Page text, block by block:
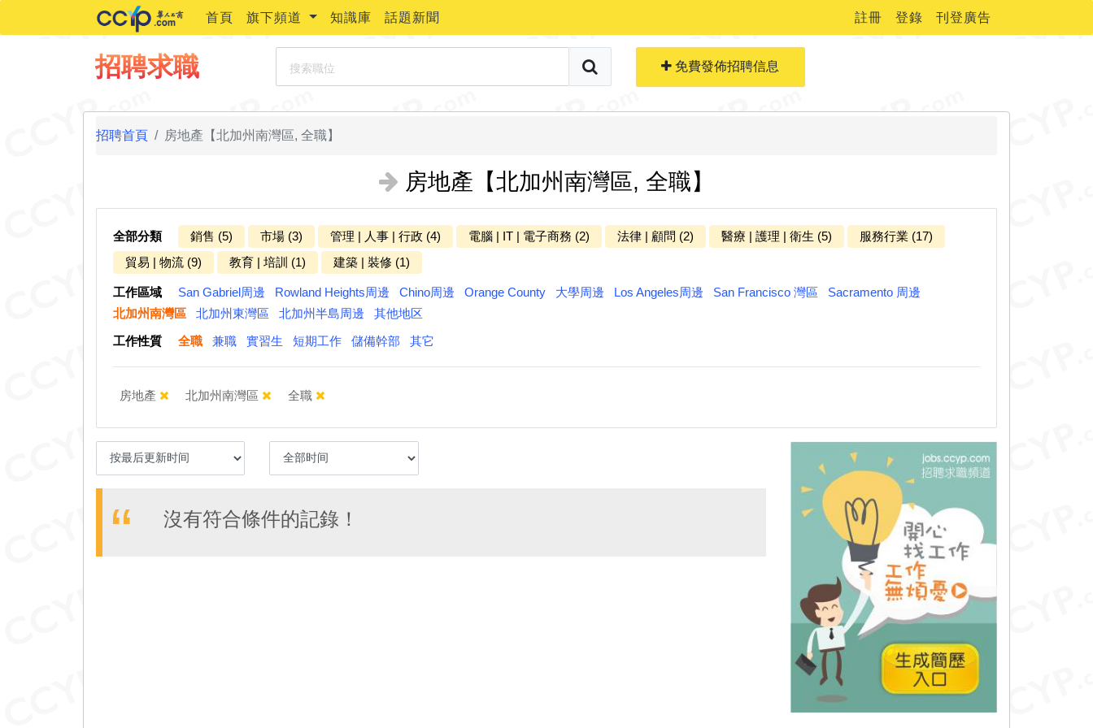
首頁 旗下頻道 知識庫 話題新聞 註冊 登錄 刊登廣告
招聘求職 免費發佈招聘信息
免費生成簡歷
招聘首頁 房地產【北加州南灣區, 全職】
房地產【北加州南灣區, 全職】
全部分類 銷售 (5) 市場 (3) 管理 | 人事 | 行政 (4) 電腦 | IT | 電子商務 (2) 法律 | 顧問 (2) 醫療 | 護理 | 衛生 (5)
服務行業 (17)
貿易 | 物流 (9)
教育 | 培訓 (1) 建築 | 裝修 (1)
工作區域 San Gabriel周邊 Rowland Heights周邊 Chino周邊 Orange County 大學周邊 Los Angeles周邊 San Francisco 灣區
Sacramento 周邊
北加州南灣區
北加州東灣區 北加州半島周邊
其他地区
工作性質
全職 兼職 實習生 短期工作 儲備幹部 其它
房地產 北加州南灣區 全職
沒有符合條件的記錄！